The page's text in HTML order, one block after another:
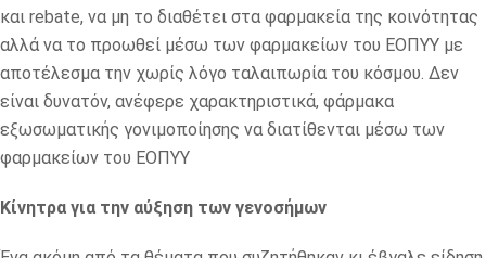
και rebate, να μη το διαθέτει στα φαρμακεία της κοινότητας
αλλά να το προωθεί μέσω των φαρμακείων του ΕΟΠΥΥ με
αποτέλεσμα την χωρίς λόγο ταλαιπωρία του κόσμου. Δεν
είναι δυνατόν, ανέφερε χαρακτηριστικά, φάρμακα
εξωσωματικής γονιμοποίησης να διατίθενται μέσω των
φαρμακείων του ΕΟΠΥΥ
Κίνητρα για την αύξηση των γενοσήμων